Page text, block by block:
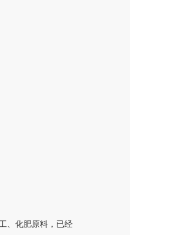
、化肥原料，已经